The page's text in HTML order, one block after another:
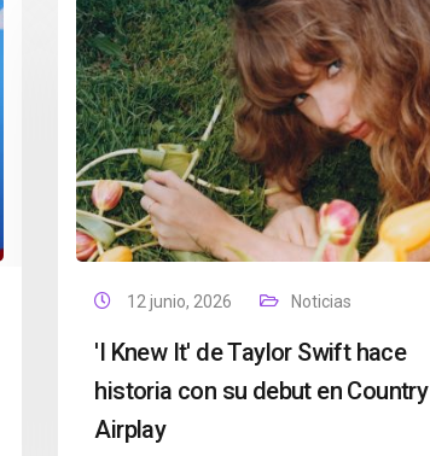
12 junio, 2026 Noticias
'I Knew It' de Taylor Swift hace
historia con su debut en Country
Airplay